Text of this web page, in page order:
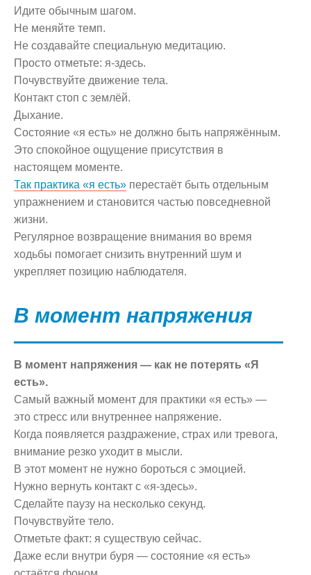
Идите обычным шагом.
Не меняйте темп.
Не создавайте специальную медитацию.
Просто отметьте: я-здесь.
Почувствуйте движение тела.
Контакт стоп с землёй.
Дыхание.
Состояние «я есть» не должно быть напряжённым.
Это спокойное ощущение присутствия в
настоящем моменте.
Так практика «я есть» перестаёт быть отдельным
упражнением и становится частью повседневной
жизни.
Регулярное возвращение внимания во время
ходьбы помогает снизить внутренний шум и
укрепляет позицию наблюдателя.
В момент напряжения
В момент напряжения — как не потерять «Я
есть».
Самый важный момент для практики «я есть» —
это стресс или внутреннее напряжение.
Когда появляется раздражение, страх или тревога,
внимание резко уходит в мысли.
В этот момент не нужно бороться с эмоцией.
Нужно вернуть контакт с «я-здесь».
Сделайте паузу на несколько секунд.
Почувствуйте тело.
Отметьте факт: я существую сейчас.
Даже если внутри буря — состояние «я есть»